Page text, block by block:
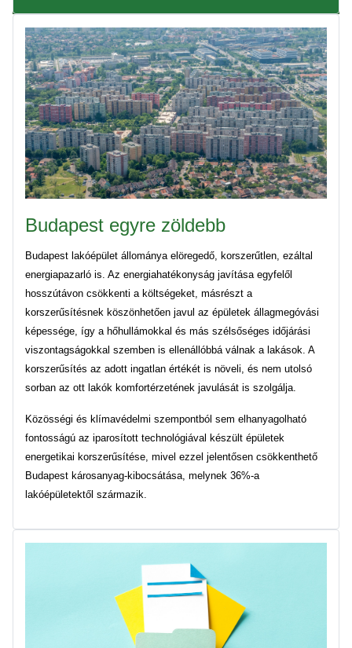
Budapest egyre zöldebb
Budapest lakóépület állománya elöregedő, korszerűtlen, ezáltal
energiapazarló is. Az energiahatékonyság javítása egyfelől
hosszútávon csökkenti a költségeket, másrészt a
korszerűsítésnek köszönhetően javul az épületek állagmegóvási
képessége, így a hőhullámokkal és más szélsőséges időjárási
viszontagságokkal szemben is ellenállóbbá válnak a lakások. A
korszerűsítés az adott ingatlan értékét is növeli, és nem utolsó
sorban az ott lakók komfortérzetének javulását is szolgálja.
Közösségi és klímavédelmi szempontból sem elhanyagolható
fontosságú az iparosított technológiával készült épületek
energetikai korszerűsítése, mivel ezzel jelentősen csökkenthető
Budapest károsanyag-kibocsátása, melynek 36%-a
lakóépületektől származik.